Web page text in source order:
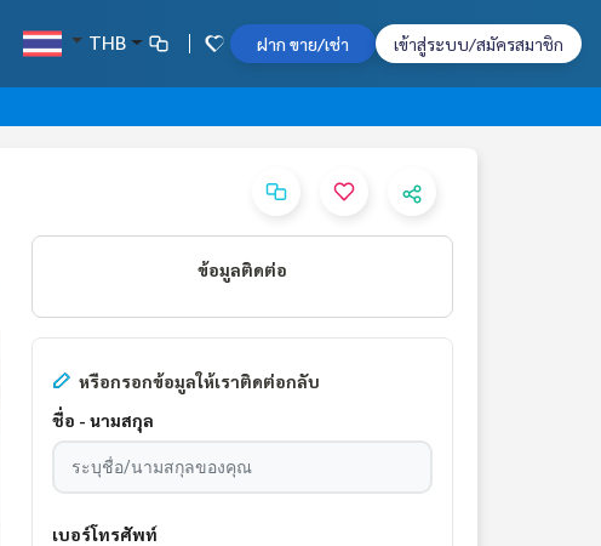
THB ฝาก ขาย/เช่า เข้าสู่ระบบ/สมัครสมาชิก
ข้อมูลติดต่อ
หรือกรอกข้อมูลให้เราติดต่อกลับ
ชื่อ - นามสกุล
เบอร์โทรศัพท์